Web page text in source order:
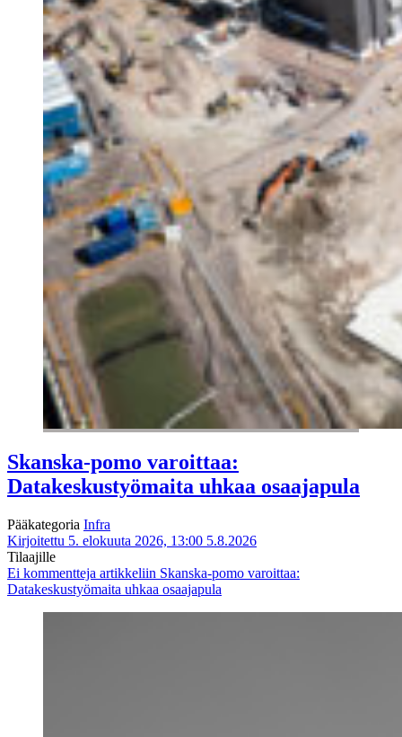
Skanska-pomo varoittaa:
Datakeskustyömaita uhkaa osaajapula
Pääkategoria Infra
Kirjoitettu 5. elokuuta 2026, 13:00 5.8.2026
Tilaajille
Ei kommentteja artikkeliin Skanska-pomo varoittaa:
Datakeskustyömaita uhkaa osaajapula